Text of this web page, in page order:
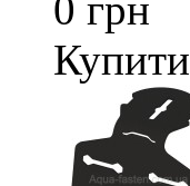
Купити